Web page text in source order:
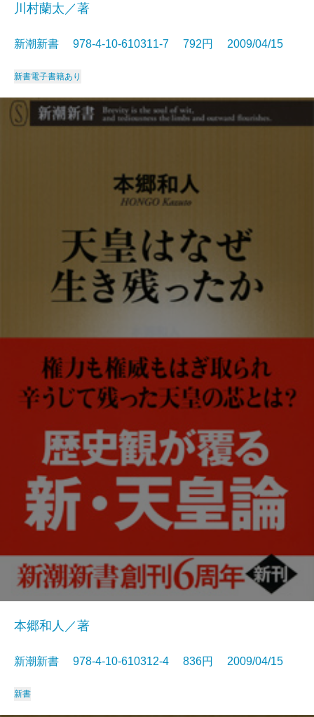
川村蘭太／著
新潮新書 978-4-10-610311-7 792円 2009/04/15
新書電子書籍あり
本郷和人／著
新潮新書 978-4-10-610312-4 836円 2009/04/15
新書